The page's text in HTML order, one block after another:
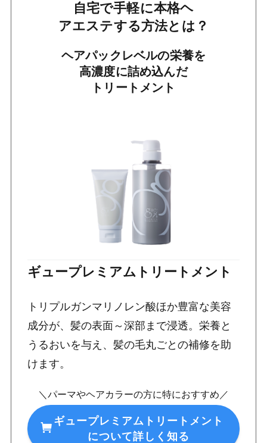
自宅で手軽に本格ヘ
アエステする方法とは？
ヘアパックレベルの栄養を
高濃度に詰め込んだ
トリートメント
ギュープレミアムトリートメント
トリプルガンマリノレン酸ほか豊富な美容
成分が、髪の表面～深部まで浸透。栄養と
うるおいを与え、髪の毛丸ごとの補修を助
けます。
＼パーマやヘアカラーの方に特におすすめ／
ギュープレミアムトリートメント
について詳しく知る